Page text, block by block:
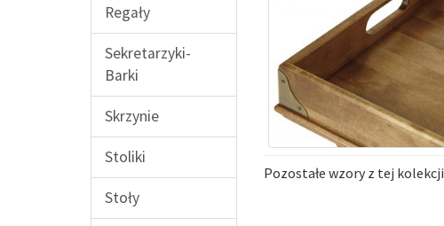
Regały
Sekretarzyki-
Barki
Skrzynie
Stoliki
Stoły
Pozostałe wzory z tej kolekcji